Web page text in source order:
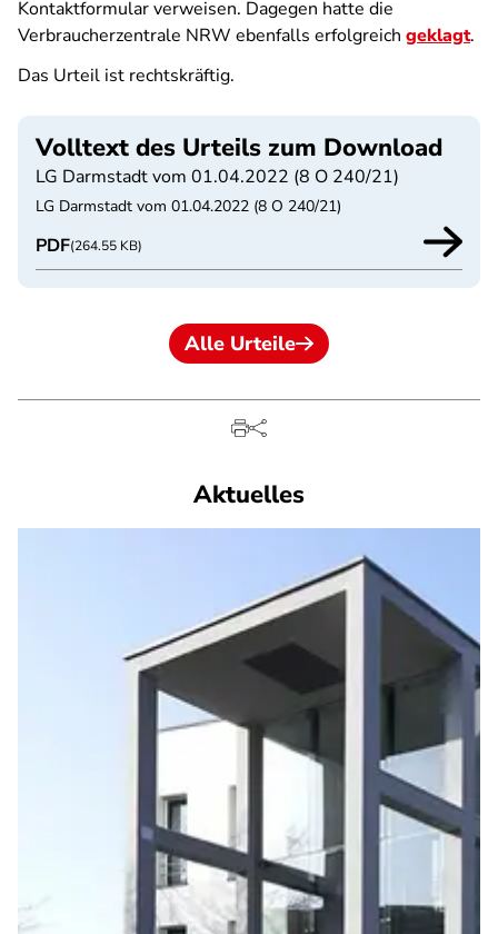
Kontaktformular verweisen. Dagegen hatte die
Verbraucherzentrale NRW ebenfalls erfolgreich geklagt.
Das Urteil ist rechtskräftig.
Volltext des Urteils zum Download
LG Darmstadt vom 01.04.2022 (8 O 240/21)
LG Darmstadt vom 01.04.2022 (8 O 240/21)
PDF(264.55 KB)
Alle Urteile
Aktuelles